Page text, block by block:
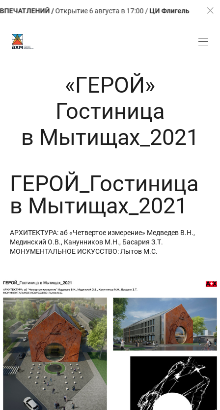
/Открытие 6 августа в 17:00 /ЦИ Флигель
«ГЕРОЙ»
Гостиница
в Мытищах_2021
ГЕРОЙ_Гостиница
в Мытищах_2021
АРХИТЕКТУРА: аб «Четвертое измерение» Медведев В.Н.,
Мединский О.В., Канунников М.Н., Басария З.Т.
МОНУМЕНТАЛЬНОЕ ИСКУССТВО: Лытов М.С.